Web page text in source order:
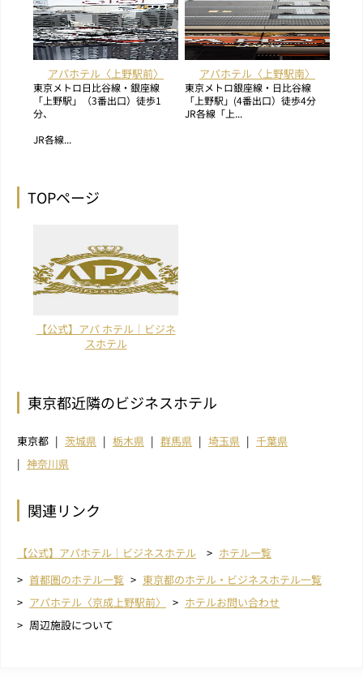
アパホテル〈上野駅前〉
東京メトロ日比谷線・銀座線
「上野駅」（3番出口）徒歩1
分、
JR各線...
アパホテル〈上野駅南〉
東京メトロ銀座線・日比谷線
「上野駅」(4番出口）徒歩4分
JR各線「上...
TOPページ
【公式】アパ ホテル｜ビジネ
スホテル
東京都近隣のビジネスホテル
東京都 茨城県 栃木県 群馬県 埼玉県
千葉県
神奈川県
関連リンク
【公式】アパホテル｜ビジネスホテル
ホテル一覧
首都圏のホテル一覧
東京都のホテル・ビジネスホテル一覧
アパホテル〈京成上野駅前〉
ホテルお問い合わせ
周辺施設について